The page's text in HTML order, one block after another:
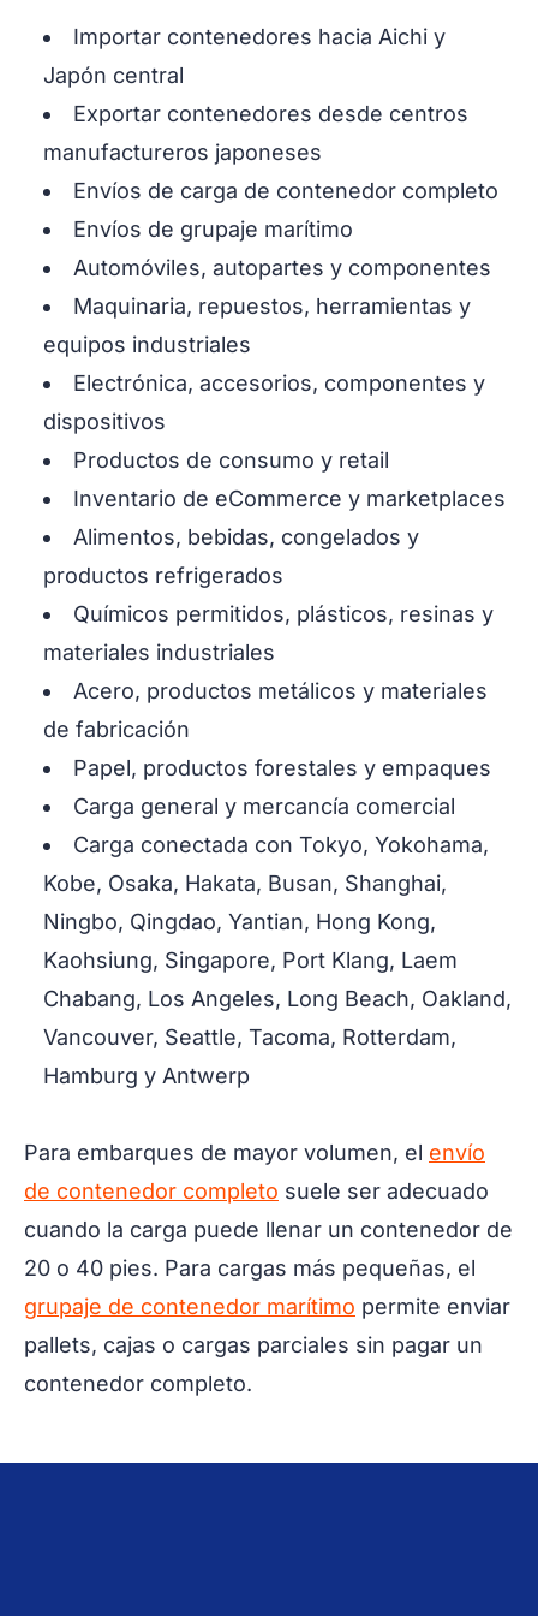
Importar contenedores hacia Aichi y
Japón central
Exportar contenedores desde centros
manufactureros japoneses
Envíos de carga de contenedor completo
Envíos de grupaje marítimo
Automóviles, autopartes y componentes
Maquinaria, repuestos, herramientas y
equipos industriales
Electrónica, accesorios, componentes y
dispositivos
Productos de consumo y retail
Inventario de eCommerce y marketplaces
Alimentos, bebidas, congelados y
productos refrigerados
Químicos permitidos, plásticos, resinas y
materiales industriales
Acero, productos metálicos y materiales
de fabricación
Papel, productos forestales y empaques
Carga general y mercancía comercial
Carga conectada con Tokyo, Yokohama,
Kobe, Osaka, Hakata, Busan, Shanghai,
Ningbo, Qingdao, Yantian, Hong Kong,
Kaohsiung, Singapore, Port Klang, Laem
Chabang, Los Angeles, Long Beach, Oakland,
Vancouver, Seattle, Tacoma, Rotterdam,
Hamburg y Antwerp
Para embarques de mayor volumen, el envío
de contenedor completo suele ser adecuado
cuando la carga puede llenar un contenedor de
20 o 40 pies. Para cargas más pequeñas, el
grupaje de contenedor marítimo permite enviar
pallets, cajas o cargas parciales sin pagar un
contenedor completo.